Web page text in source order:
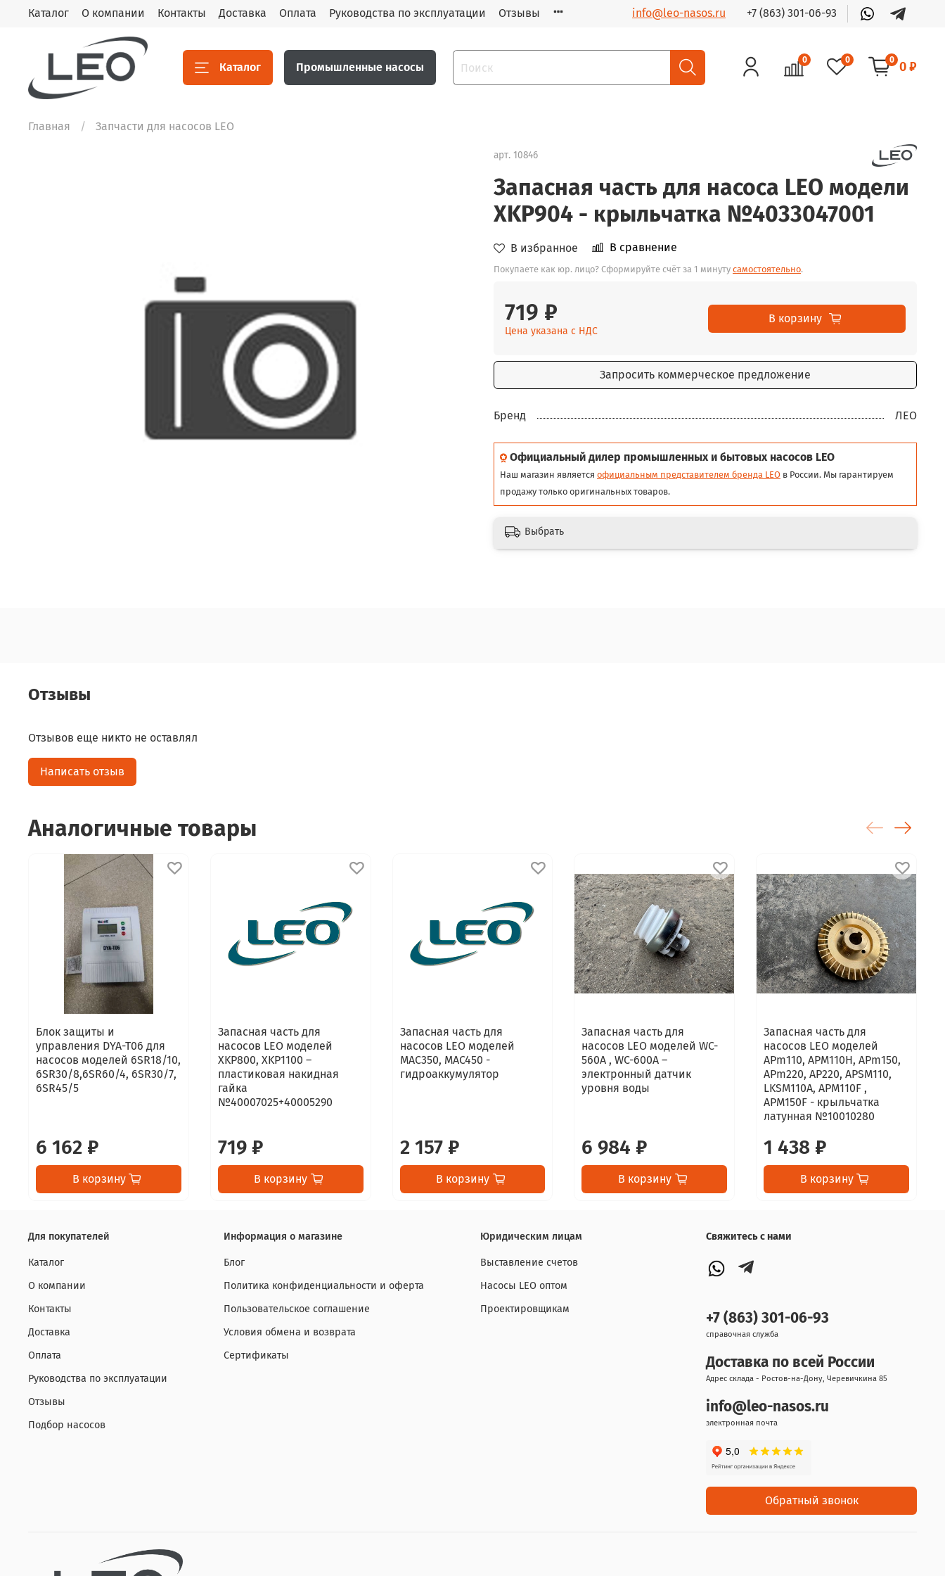
Каталог О компании Контакты Доставка Оплата Руководства по эксплуатации Отзывы info@leo-nasos.ru +7 (863) 301-06-93
Каталог Промышленные насосы
0 0 0 0 ₽
Главная Запчасти для насосов LEO
арт. 10846
Запасная часть для насоса LEO модели
XKP904 - крыльчатка №4033047001
В избранное В сравнение
Покупаете как юр. лицо? Сформируйте счёт за 1 минуту самостоятельно.
719 ₽
Цена указана с НДС
В корзину
Запросить коммерческое предложение
Бренд ЛЕО
Официальный дилер промышленных и бытовых насосов LEO
Наш магазин является официальным представителем бренда LEO в России. Мы гарантируем
продажу только оригинальных товаров.
Выбрать
Отзывы
Отзывов еще никто не оставлял
Написать отзыв
Аналогичные товары
Блок защиты и
управления DYA-T06 для
насосов моделей 6SR18/10,
6SR30/8,6SR60/4, 6SR30/7,
6SR45/5
6 162 ₽
В корзину
Запасная часть для
насосов LEO моделей
XKP800, XKP1100 –
пластиковая накидная
гайка
№40007025+40005290
719 ₽
В корзину
Запасная часть для
насосов LEO моделей
MAC350, MAC450 -
гидроаккумулятор
2 157 ₽
В корзину
Запасная часть для
насосов LEO моделей WC-
560А , WC-600А –
электронный датчик
уровня воды
6 984 ₽
В корзину
Запасная часть для
насосов LEO моделей
APm110, APM110H, APm150,
APm220, AP220, APSM110,
LKSM110A, APM110F ,
APM150F - крыльчатка
латунная №10010280
1 438 ₽
В корзину
Для покупателей
Каталог
О компании
Контакты
Доставка
Оплата
Руководства по эксплуатации
Отзывы
Подбор насосов
Информация о магазине
Блог
Политика конфиденциальности и оферта
Пользовательское соглашение
Условия обмена и возврата
Сертификаты
Юридическим лицам
Выставление счетов
Насосы LEO оптом
Проектировщикам
Свяжитесь с нами
+7 (863) 301-06-93
справочная служба
Доставка по всей России
Адрес склада - Ростов-на-Дону, Черевичкина 85
info@leo-nasos.ru
электронная почта
Обратный звонок